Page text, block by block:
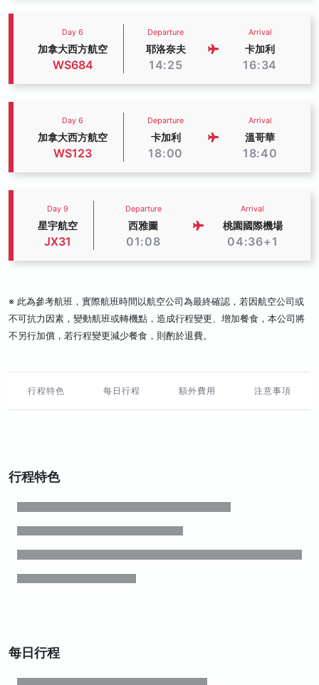
Day 6
加拿大西方航空
WS684
Departure
耶洛奈夫
14:25
Arrival
卡加利
16:34
Day 6
加拿大西方航空
WS123
Departure
卡加利
18:00
Arrival
溫哥華
18:40
Day 9
星宇航空
JX31
Departure
西雅圖
01:08
Arrival
桃園國際機場
04:36+1
※ 此為參考航班，實際航班時間以航空公司為最終確認，若因航空公司或
不可抗力因素，變動航班或轉機點，造成行程變更、增加餐食，本公司將
不另行加價，若行程變更減少餐食，則酌於退費。
行程特色 每日行程 額外費用 注意事項
行程特色
每日行程